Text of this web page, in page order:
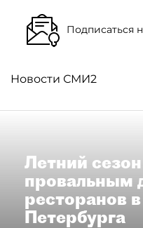
Подписаться
Новости СМИ2
Летний
провальным
ресторанов
Петербурга